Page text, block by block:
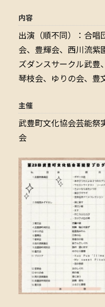
内容
出演（順不同）：合唱
会、豊輝会、西川流紫
ズダンスサークル武豊
琴枝会、ゆりの会、豊
主催
武豊町文化協会芸能祭
会